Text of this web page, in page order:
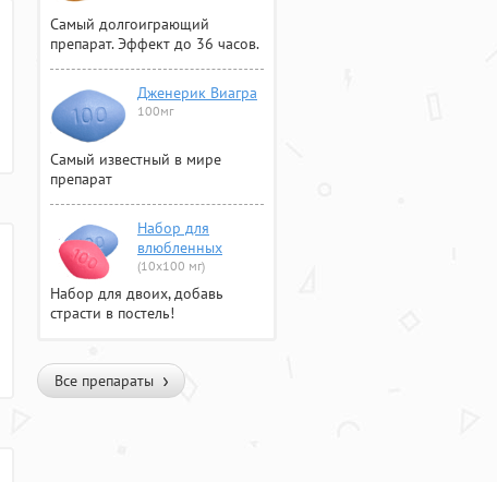
Самый долгоиграющий
препарат. Эффект до 36 часов.
Дженерик Виагра
100мг
Самый известный в мире
препарат
Набор для
влюбленных
(10х100 мг)
Набор для двоих, добавь
страсти в постель!
Все препараты